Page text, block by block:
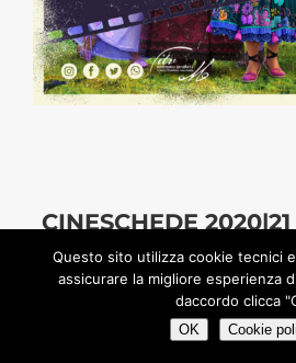
CINESCHEDE 2020|21
Questo sito utilizza cookie tecnici
assicurare la migliore esperienza
daccordo clicca
OK Cookie